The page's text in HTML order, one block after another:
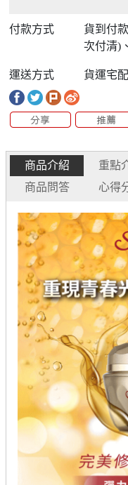
付款方式
貨到付
次付清)
運送方式 貨運宅
商品介紹 重點
商品問答
心得